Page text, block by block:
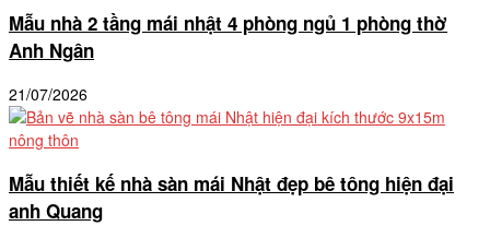
Mẫu nhà 2 tầng mái nhật 4 phòng ngủ 1 phòng thờ
Anh Ngân
21/07/2026
Mẫu thiết kế nhà sàn mái Nhật đẹp bê tông hiện đại
anh Quang